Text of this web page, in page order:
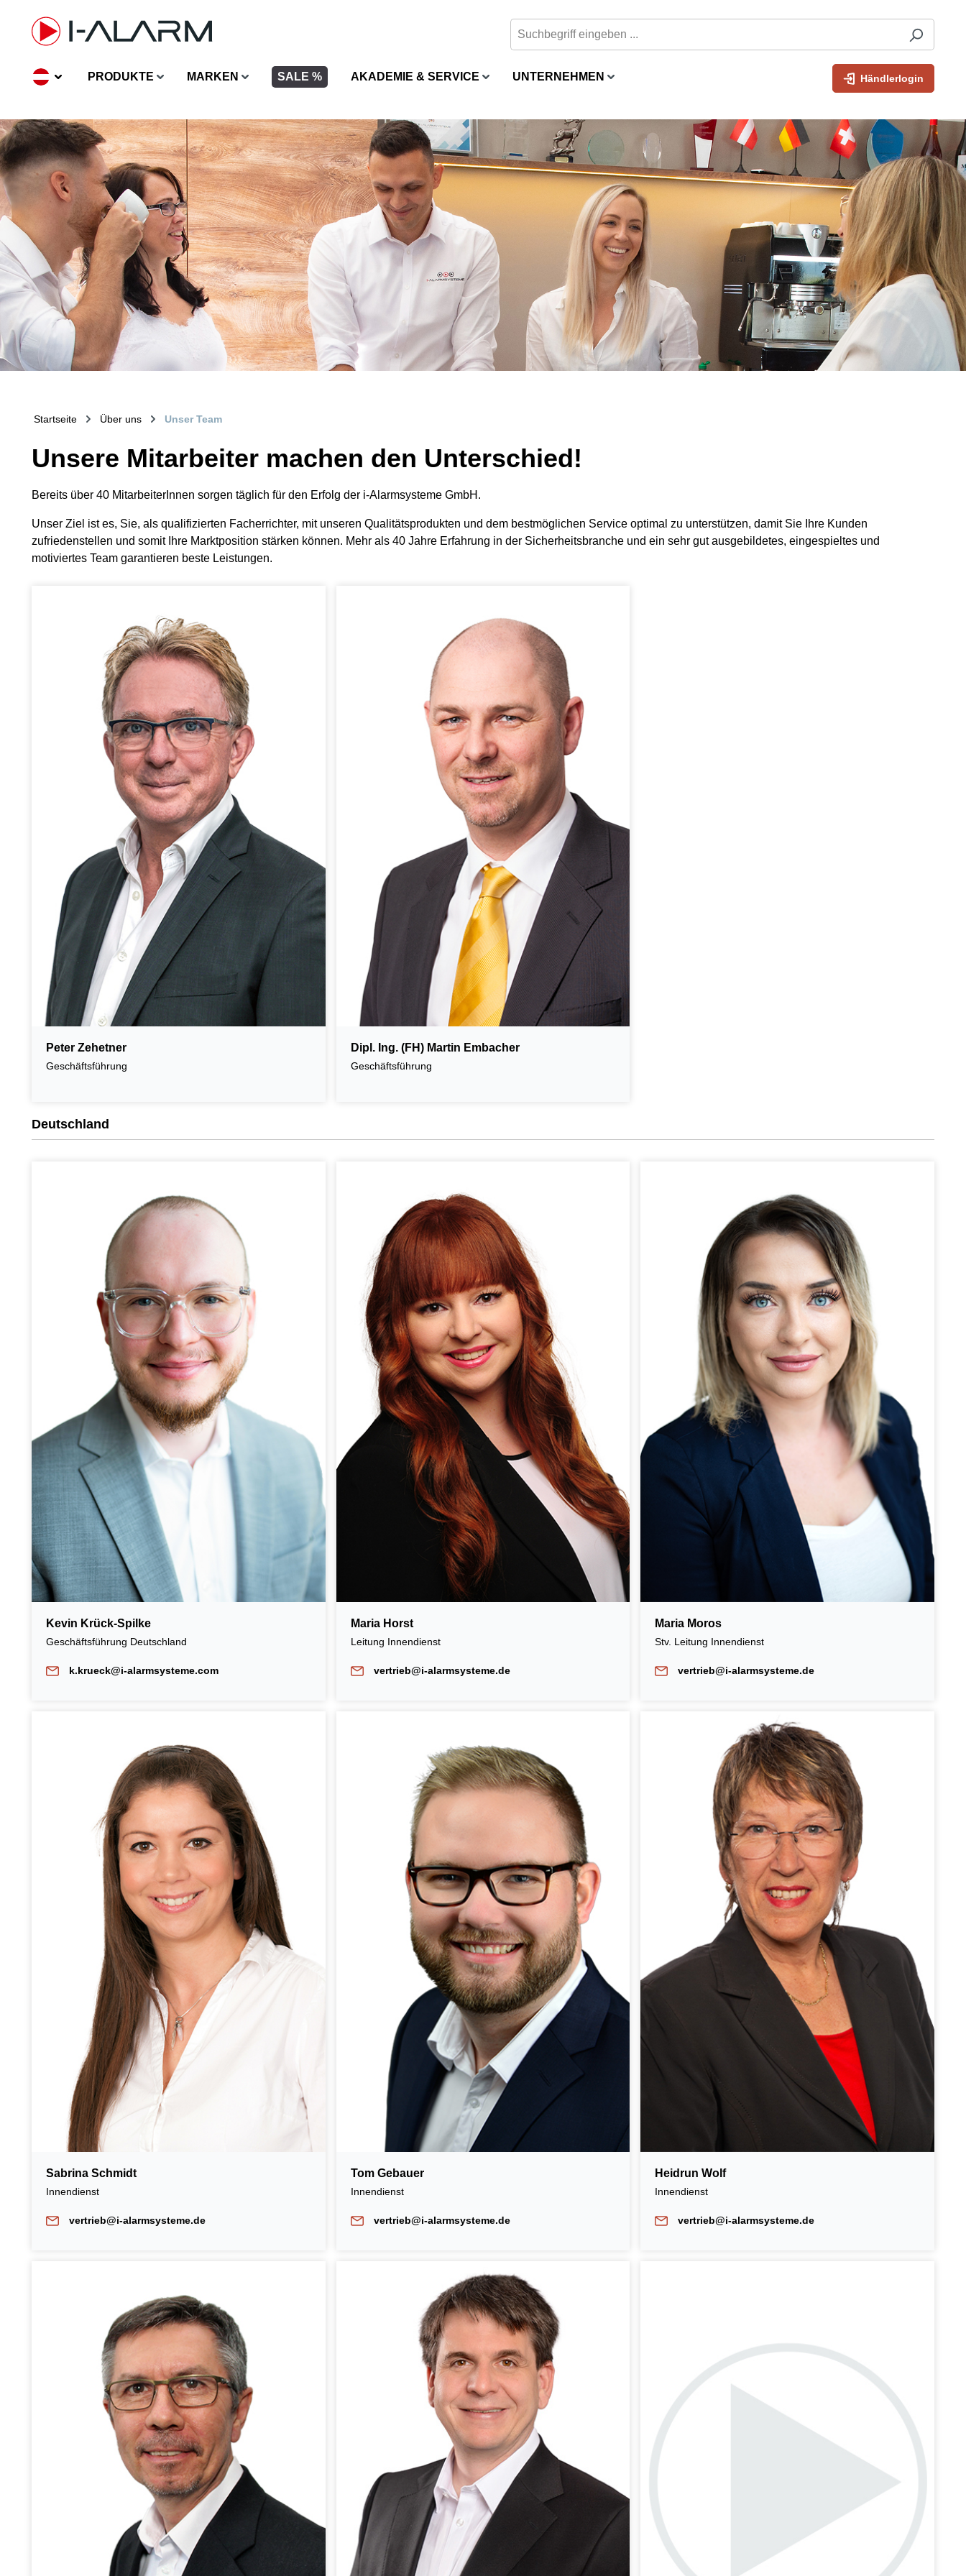
springen
PRODUKTE MARKEN SALE % AKADEMIE & SERVICE UNTERNEHMEN Händlerlogin
Startseite Über uns Unser Team
Unsere Mitarbeiter machen den Unterschied!
Bereits über 40 MitarbeiterInnen sorgen täglich für den Erfolg der i-Alarmsysteme GmbH.
Unser Ziel ist es, Sie, als qualifizierten Facherrichter, mit unseren Qualitätsprodukten und dem bestmöglichen Service optimal zu unterstützen, damit Sie Ihre Kunden
zufriedenstellen und somit Ihre Marktposition stärken können. Mehr als 40 Jahre Erfahrung in der Sicherheitsbranche und ein sehr gut ausgebildetes, eingespieltes und
motiviertes Team garantieren beste Leistungen.
Peter Zehetner
Geschäftsführung
Dipl. Ing. (FH) Martin Embacher
Geschäftsführung
Deutschland
Kevin Krück-Spilke
Geschäftsführung Deutschland
k.krueck@i-alarmsysteme.com
Maria Horst
Leitung Innendienst
vertrieb@i-alarmsysteme.de
Maria Moros
Stv. Leitung Innendienst
vertrieb@i-alarmsysteme.de
Sabrina Schmidt
Innendienst
vertrieb@i-alarmsysteme.de
Tom Gebauer
Innendienst
vertrieb@i-alarmsysteme.de
Heidrun Wolf
Innendienst
vertrieb@i-alarmsysteme.de